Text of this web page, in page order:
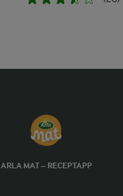
ARLA MAT – RECEPTAPP